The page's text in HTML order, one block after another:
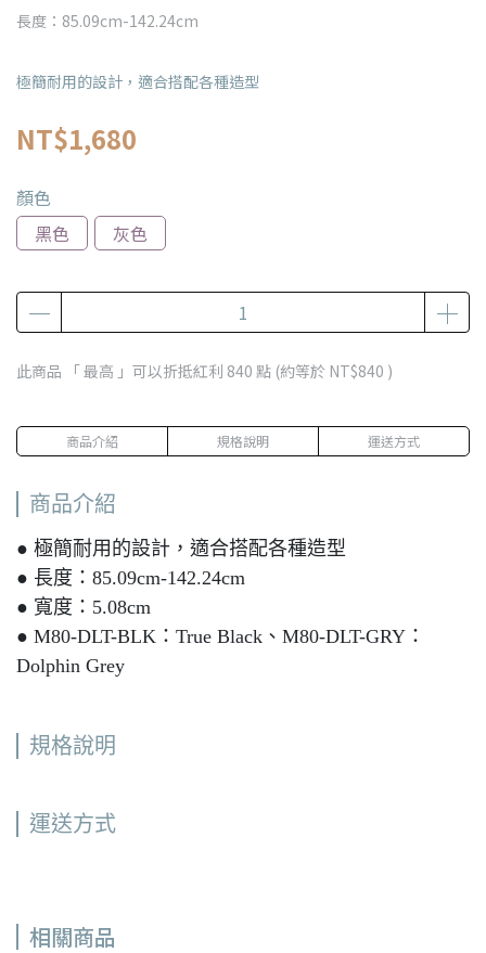
長度：85.09cm-142.24cm
極簡耐用的設計，適合搭配各種造型
NT$1,680
顏色
黑色
灰色
此商品 「 最高 」可以折抵紅利 840 點 (約等於 NT$840 )
商品介紹 規格說明 運送方式
商品介紹
● 極簡耐用的設計，適合搭配各種造型
● 長度：85.09cm-142.24cm
● 寬度：5.08cm
● M80-DLT-BLK：True Black、M80-DLT-GRY：
Dolphin Grey
規格說明
運送方式
相關商品